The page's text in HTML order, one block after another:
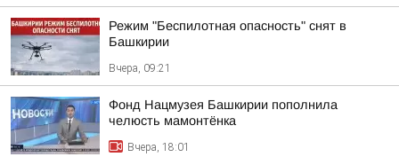
Режим "Беспилотная опасность" снят в
Башкирии
Вчера, 09:21
Фонд Нацмузея Башкирии пополнила
челюсть мамонтёнка
Вчера, 18:01